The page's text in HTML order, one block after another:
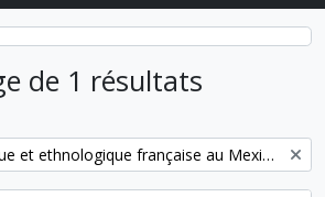
de 1 résultats
Mission archéologique et ethnologique française au Mexique